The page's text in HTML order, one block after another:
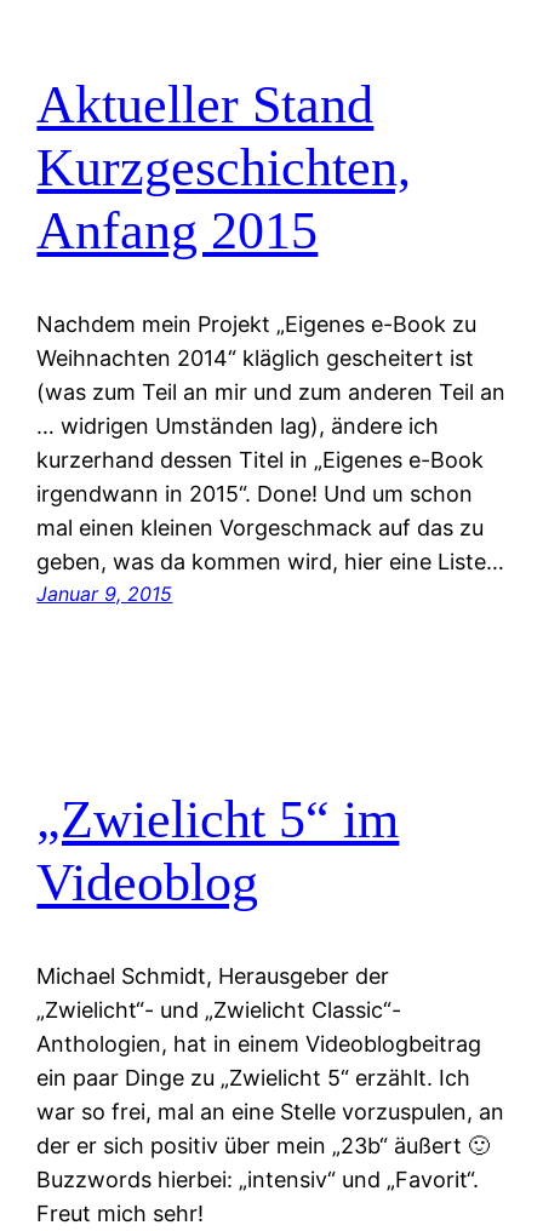
Aktueller Stand
Kurzgeschichten,
Anfang 2015
Nachdem mein Projekt „Eigenes e-Book zu
Weihnachten 2014“ kläglich gescheitert ist
(was zum Teil an mir und zum anderen Teil an
… widrigen Umständen lag), ändere ich
kurzerhand dessen Titel in „Eigenes e-Book
irgendwann in 2015“. Done! Und um schon
mal einen kleinen Vorgeschmack auf das zu
geben, was da kommen wird, hier eine Liste…
Januar 9, 2015
„Zwielicht 5“ im
Videoblog
Michael Schmidt, Herausgeber der
„Zwielicht“- und „Zwielicht Classic“-
Anthologien, hat in einem Videoblogbeitrag
ein paar Dinge zu „Zwielicht 5“ erzählt. Ich
war so frei, mal an eine Stelle vorzuspulen, an
der er sich positiv über mein „23b“ äußert 🙂
Buzzwords hierbei: „intensiv“ und „Favorit“.
Freut mich sehr!